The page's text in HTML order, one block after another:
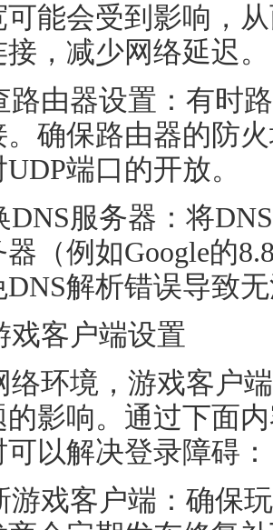
可能会受到影响，
，减少网络延迟。
路由器设置：有时
。确保路由器的防
端口的开放。
DNS服务器：将
器（例如Google的
解析错误导致
戏客户端设置
络环境，游戏客户
影响。通过下面
以解决登录障碍：
游戏客户端：确保